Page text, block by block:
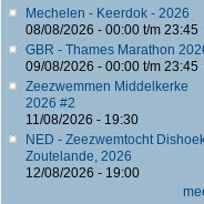
Mechelen - Keerdok - 2026
08/08/2026 - 00:00t/m 23:45
GBR - Thames Marathon
09/08/2026 - 00:00t/m 23:45
Zeezwemmen Middelkerke
2026 #2
11/08/2026 - 19:30
NED - Zeezwemtocht
Zoutelande, 2026
12/08/2026 - 19:00